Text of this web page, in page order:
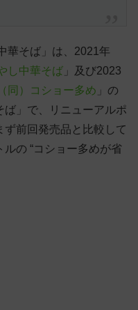
華そば」は、2021年
し中華そば 」及び2023
（同）コショー多め 」の
」で、リニューアルポ
前回発売品と比較して
の “コショー多めが省